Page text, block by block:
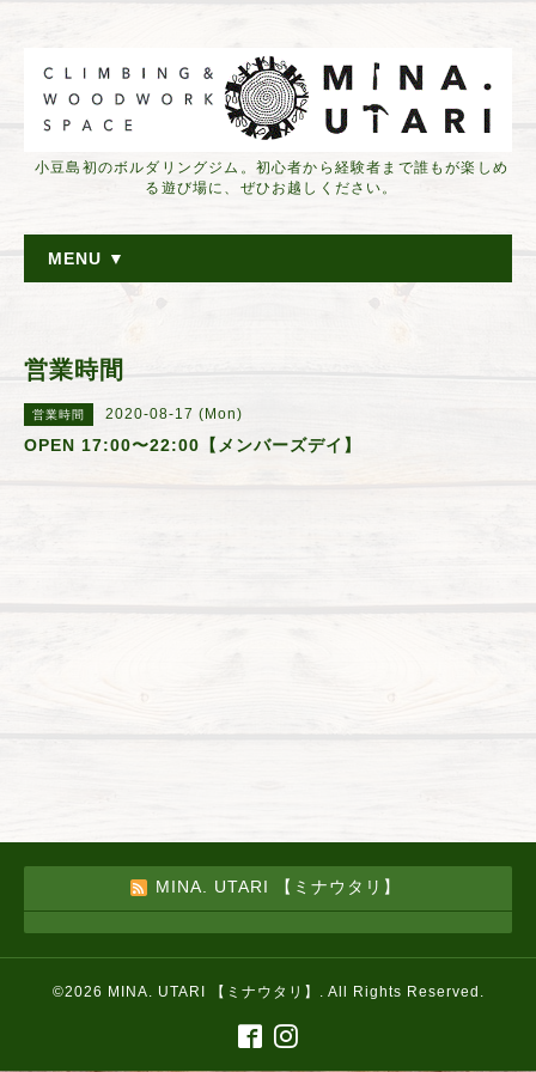
小豆島初のボルダリングジム。初心者から経験者まで誰もが楽しめ
る遊び場に、ぜひお越しください。
MENU ▼
営業時間
営業時間 2020-08-17 (Mon)
OPEN 17:00〜22:00【メンバーズデイ】
MINA. UTARI 【ミナウタリ】
©2026 MINA. UTARI 【ミナウタリ】 . All Rights Reserved.